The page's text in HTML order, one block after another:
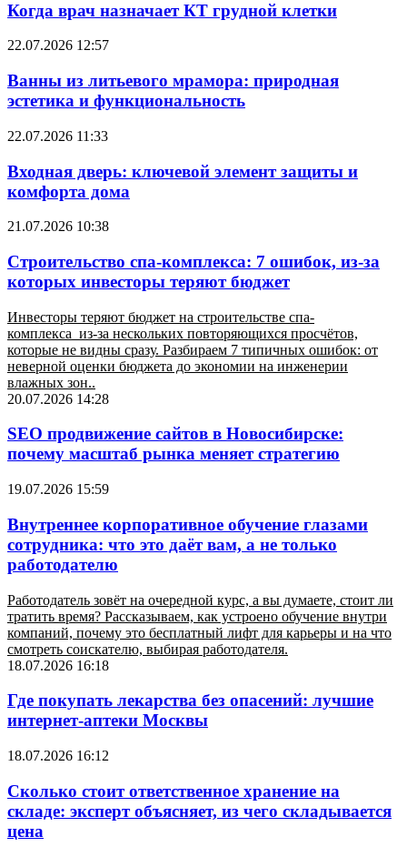
Когда врач назначает КТ грудной клетки
22.07.2026 12:57
Ванны из литьевого мрамора: природная
эстетика и функциональность
22.07.2026 11:33
Входная дверь: ключевой элемент защиты и
комфорта дома
21.07.2026 10:38
Строительство спа-комплекса: 7 ошибок, из-за
которых инвесторы теряют бюджет
Инвесторы теряют бюджет на строительстве спа-
комплекса из-за нескольких повторяющихся просчётов,
которые не видны сразу. Разбираем 7 типичных ошибок: от
неверной оценки бюджета до экономии на инженерии
влажных зон..
20.07.2026 14:28
SEO продвижение сайтов в Новосибирске:
почему масштаб рынка меняет стратегию
19.07.2026 15:59
Внутреннее корпоративное обучение глазами
сотрудника: что это даёт вам, а не только
работодателю
Работодатель зовёт на очередной курс, а вы думаете, стоит ли
тратить время? Рассказываем, как устроено обучение внутри
компаний, почему это бесплатный лифт для карьеры и на что
смотреть соискателю, выбирая работодателя.
18.07.2026 16:18
Где покупать лекарства без опасений: лучшие
интернет-аптеки Москвы
18.07.2026 16:12
Сколько стоит ответственное хранение на
складе: эксперт объясняет, из чего складывается
цена